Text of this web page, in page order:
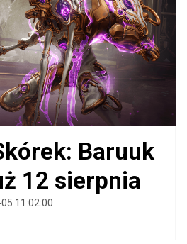
Baruuk
12 sierpnia
11:02:00